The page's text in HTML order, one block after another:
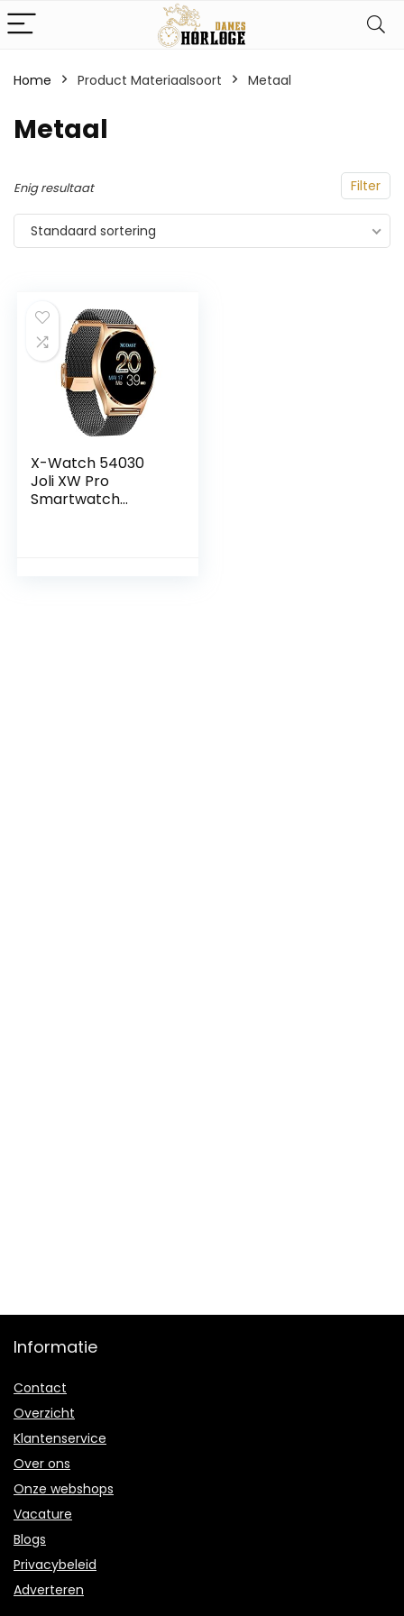
Home Product Materiaalsoort ‎Metaal
‎Metaal
Filter
Enig resultaat
Standaard sortering
X-Watch 54030
Joli XW Pro
Smartwatch
Informatie
Contact
Overzicht
Klantenservice
Over ons
Onze webshops
Vacature
Blogs
Privacybeleid
Adverteren